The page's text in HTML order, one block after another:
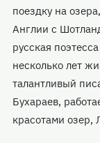
поездку на
Англии с
русская
несколько лет
талантливый
Бухараев,
красотами озер,